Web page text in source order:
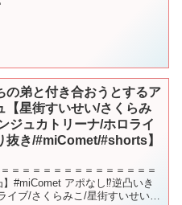
の弟と付き合おうとするア
【星街すいせい/さくらみ
ジュカトリーナ/ホロライ
抜き/#miComet/#shorts】
＝＝＝＝＝＝＝＝＝＝＝＝＝＝
#miComet アポなし⁉逆凸いき
イブ/さくらみこ/星街すいせい】